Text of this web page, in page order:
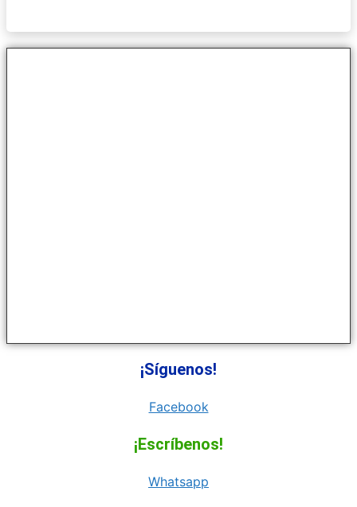
¡Síguenos!
Facebook
¡Escríbenos!
Whatsapp